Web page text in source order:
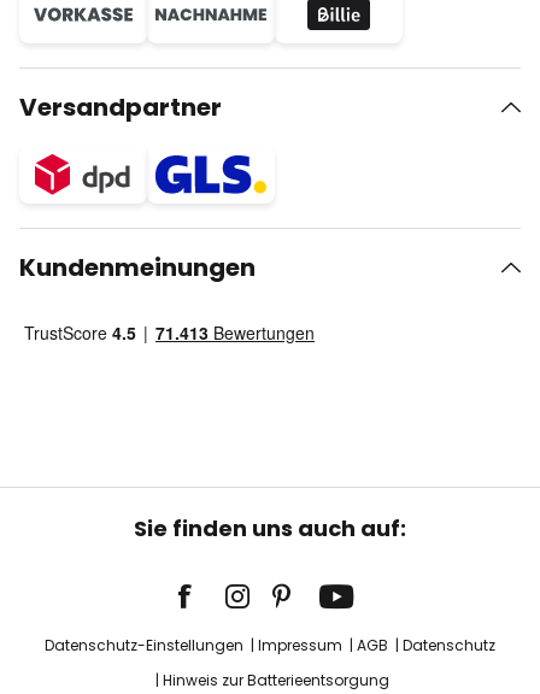
Versandpartner
Kundenmeinungen
Sie finden uns auch auf:
Datenschutz-Einstellungen Impressum AGB
Datenschutz
Hinweis zur Batterieentsorgung